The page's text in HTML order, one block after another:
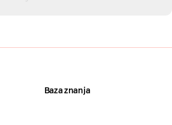
Baza znanja